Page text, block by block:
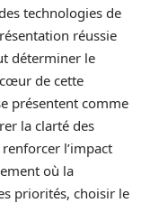
technologies de
réussie
déterminer le
cœur de cette
présentent comme
la clarté des
l’impact
où la
priorités, choisir le